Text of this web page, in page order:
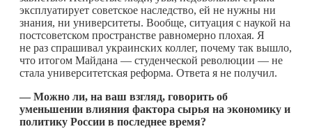
эксплуатирует советское наследство, ей не нужны ни
знания, ни университеты. Вообще, ситуация с наукой на
постсоветском пространстве равномерно плохая. Я
не раз спрашивал украинских коллег, почему так вышло,
что итогом Майдана — студенческой революции — не
стала университетская реформа. Ответа я не получил.
— Можно ли, на ваш взгляд, говорить об
уменьшении влияния фактора сырья на экономику и
политику России в последнее время?